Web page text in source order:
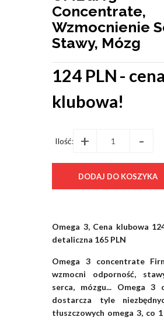
Concentrate,
Wzmocnienie
Stawy, Mózg
124 PLN - cena
klubowa!
Ilość: + -
Omega 3, Cena klubowa
detaliczna 165 PLN
Omega 3 concentrate
wzmocni odporność,
serca, mózgu... Omega 3
dostarcza tyle
tłuszczowych omega 3, co